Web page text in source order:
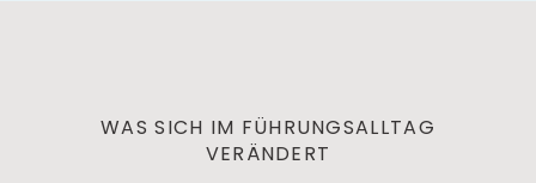
WAS SICH IM FÜHRUNGSALLTAG
VERÄNDERT